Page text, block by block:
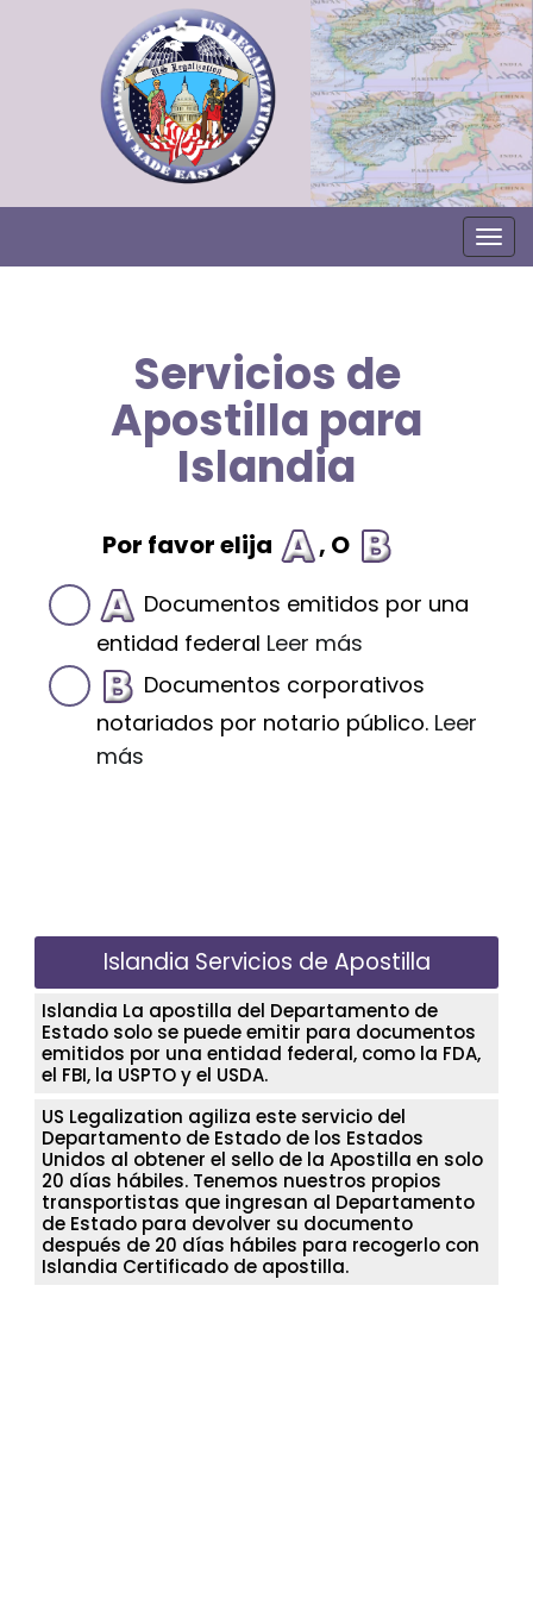
Servicios de
Apostilla para
Islandia
Por favor elija , O
Documentos emitidos por una
entidad federal Leer más
Documentos corporativos
notariados por notario público. Leer
más
Islandia Servicios de Apostilla
Islandia La apostilla del Departamento de
Estado solo se puede emitir para documentos
emitidos por una entidad federal, como la FDA,
el FBI, la USPTO y el USDA.
US Legalization agiliza este servicio del
Departamento de Estado de los Estados
Unidos al obtener el sello de la Apostilla en solo
20 días hábiles. Tenemos nuestros propios
transportistas que ingresan al Departamento
de Estado para devolver su documento
después de 20 días hábiles para recogerlo con
Islandia Certificado de apostilla.